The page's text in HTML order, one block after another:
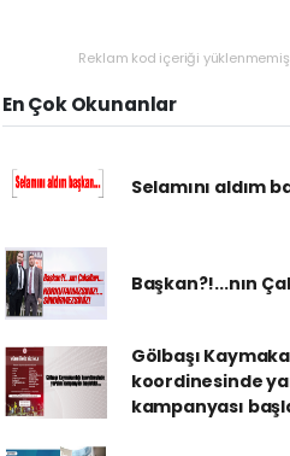
Reklam kod içeriği
En Çok Okunanlar
Selamını aldım
Başkan?!...nın
Gölbaşı
koordinesinde
kampanyası